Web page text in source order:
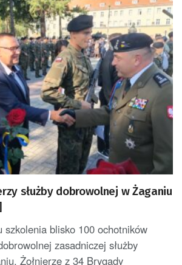
służby dobrowolnej w Żaganiu
szkolenia blisko 100 ochotników
zasadniczej służby
Żołnierze z 34 Brygady